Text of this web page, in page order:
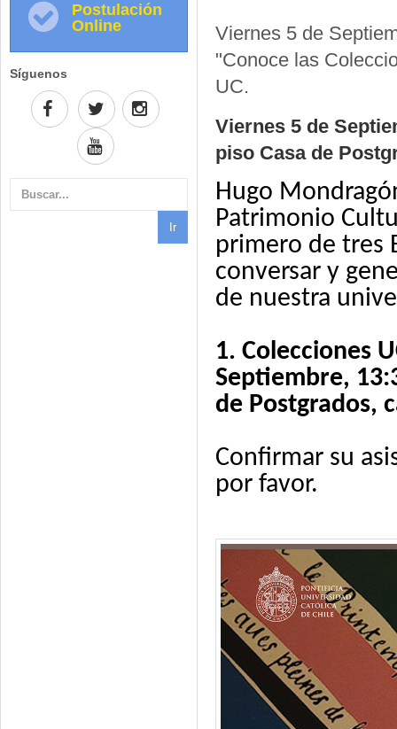
Postulación
Online
Síguenos
Viernes 5 de
"Conoce las
UC.
Viernes 5 de
piso Casa de
Hugo
Patrimonio
primero de tres
conversar y
de nuestra
1. Colecciones
Septiembre,
de Postgrados,
Confirmar su
por favor.